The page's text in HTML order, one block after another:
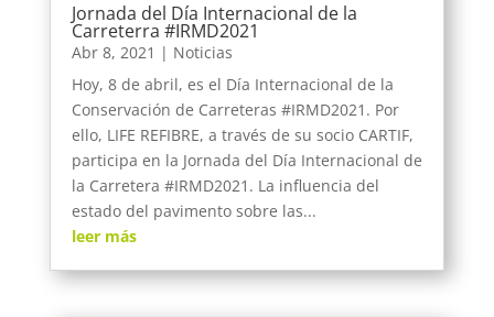
Jornada del Día Internacional de la
Carreterra #IRMD2021
Abr 8, 2021 | Noticias
Hoy, 8 de abril, es el Día Internacional de la
Conservación de Carreteras #IRMD2021. Por
ello, LIFE REFIBRE, a través de su socio CARTIF,
participa en la Jornada del Día Internacional de
la Carretera #IRMD2021. La influencia del
estado del pavimento sobre las...
leer más